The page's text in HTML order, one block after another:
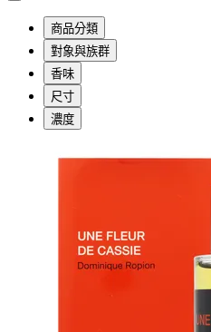
商品分類
對象與族群
香味
尺寸
濃度